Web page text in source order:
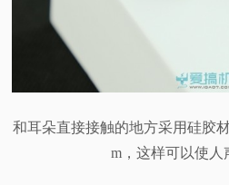
和耳朵直接接触的地方采用硅胶
m，这样可以使人